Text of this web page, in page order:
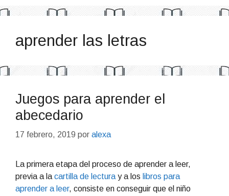
aprender las letras
Juegos para aprender el
abecedario
17 febrero, 2019 por alexa
La primera etapa del proceso de aprender a leer,
previa a la cartilla de lectura y a los libros para
aprender a leer, consiste en conseguir que el niño